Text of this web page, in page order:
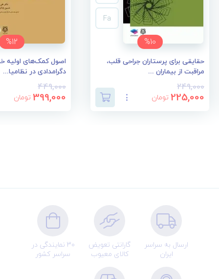
%10
Fa
حقایقی برای پرستاران جراحی قلب،
مراقبت از بیماران ...
249,000
225,000 تومان
%12
اصول کمک‌های اولیه
دگرامدادی در نظامیا...
449,000
399,000 تومان
ارسال به سراسر
ایران
گارانتی تعویض
کالای معیوب
30 نمایندگی در
سراسر کشور